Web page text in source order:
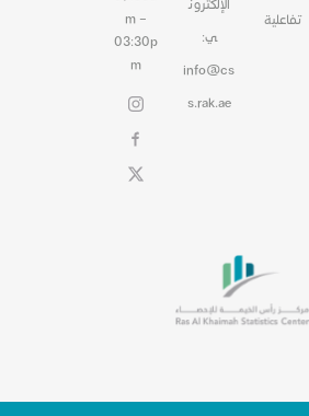
تفاعلية
الإلكترون
ي:
info@cs
s.rak.ae
m –
03:30p
m